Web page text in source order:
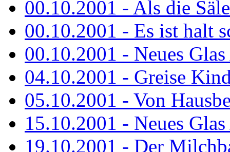
00.10.2001 - Als die
00.10.2001 - Es ist halt
00.10.2001 - Neues
04.10.2001 - Greise
05.10.2001 - Von
15.10.2001 - Neues
19.10.2001 - Der